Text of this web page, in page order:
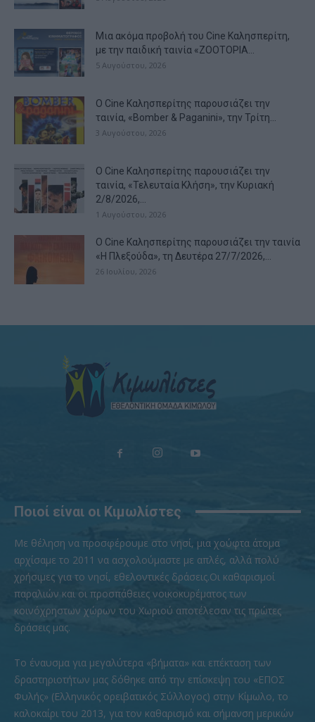
Μια ακόμα προβολή του Cine Καλησπερίτη,
με την παιδική ταινία «ZOOTOPIA...
5 Αυγούστου, 2026
Ο Cine Καλησπερίτης παρουσιάζει την
ταινία, «Bomber & Paganini», την Τρίτη...
3 Αυγούστου, 2026
Ο Cine Καλησπερίτης παρουσιάζει την
ταινία, «Τελευταία Κλήση», την Κυριακή
2/8/2026,...
1 Αυγούστου, 2026
Ο Cine Καλησπερίτης παρουσιάζει την ταινία
«Η Πλεξούδα», τη Δευτέρα 27/7/2026,...
26 Ιουλίου, 2026
Ποιοί είναι οι Κιμωλίστες
Με θέληση να προσφέρουμε στο νησί, μια χούφτα άτομα
αρχίσαμε το 2011 να ασχολούμαστε με απλές, αλλά πολύ
χρήσιμες για το νησί, εθελοντικές δράσεις.Οι καθαρισμοί
παραλιών και οι προσπάθειες νοικοκυρέματος των
κοινόχρηστων χώρων του Χωριού αποτέλεσαν τις πρώτες
δράσεις μας.
To έναυσμα για μεγαλύτερα «βήματα» και επέκταση των
δραστηριοτήτων μας δόθηκε από την επίσκεψη του «ΕΠΟΣ
Φυλής» (Ελληνικός ορειβατικός Σύλλογος) στην Κίμωλο, το
καλοκαίρι του 2013, για τον καθαρισμό και σήμανση μερικών